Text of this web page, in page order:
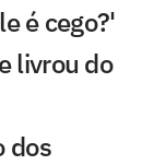
é cego?'
livrou do
dos